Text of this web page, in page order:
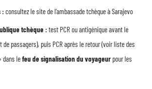
:consultez le site de l’ambassade tchèque à Sarajevo
tchèque :test PCR ou antigénique avant le
de passagers), puis PCR après le retour (voir liste des
dans lefeu de signalisation du voyageur pour les